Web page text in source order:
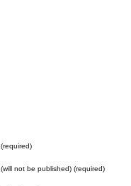
(required)
(will not be published) (required)